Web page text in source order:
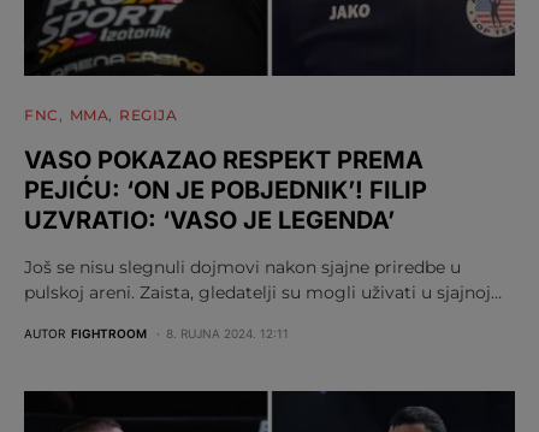
FNC MMA REGIJA
VASO POKAZAO RESPEKT PREMA
PEJIĆU: ‘ON JE POBJEDNIK’! FILIP
UZVRATIO: ‘VASO JE LEGENDA’
Još se nisu slegnuli dojmovi nakon sjajne priredbe u
pulskoj areni. Zaista, gledatelji su mogli uživati u sjajnoj…
AUTOR FIGHTROOM 8. RUJNA 2024. 12:11